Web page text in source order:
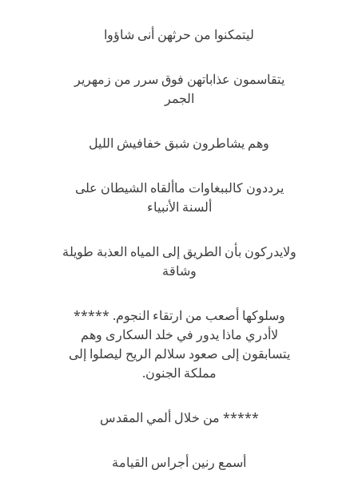
ليتمكنوا من حرثهن أنى شاؤوا
يتقاسمون عذاباتهن فوق سرر من زمهرير
الجمر
وهم يشاطرون شبق خفافيش الليل
يرددون كالببغاوات ماألقاه الشيطان على
ألسنة الأنبياء
ولايدركون بأن الطريق إلى المياه العذبة طويلة
وشاقة
وسلوكها أصعب من ارتقاء النجوم. *****
لاأدري ماذا يدور في خلد السكارى وهم
يتسابقون إلى صعود سلالم الريح ليصلوا إلى
مملكة الجنون.
***** من خلال ألمي المقدس
أسمع رنين أجراس القيامة